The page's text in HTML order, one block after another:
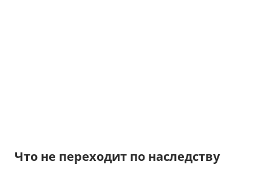
Что не переходит по наследству